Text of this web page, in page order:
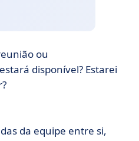
ou
disponível? Estarei
da equipe entre si,